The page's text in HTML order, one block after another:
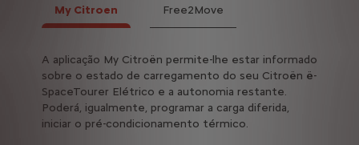
A aplicação My Citroën permite-lhe estar informado
sobre o estado de carregamento do seu Citroën ë-
SpaceTourer Elétrico e a autonomia restante.
Poderá, igualmente, programar a carga diferida,
iniciar o pré-condicionamento térmico.
My Citroen Free2Move